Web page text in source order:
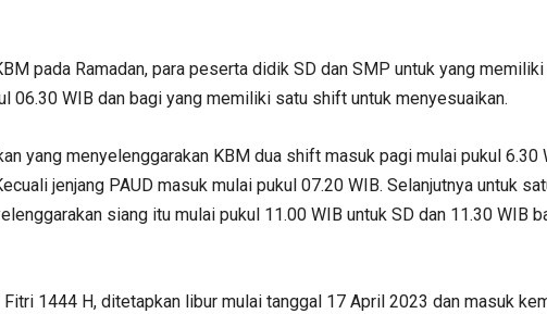
pada Ramadan, para peserta didik SD dan SMP untuk yang memiliki
06.30 WIB dan bagi yang memiliki satu shift untuk menyesuaikan.
yang menyelenggarakan KBM dua shift masuk pagi mulai pukul 6.30
jenjang PAUD masuk mulai pukul 07.20 WIB. Selanjutnya untuk
siang itu mulai pukul 11.00 WIB untuk SD dan 11.30 WIB
1444 H, ditetapkan libur mulai tanggal 17 April 2023 dan masuk